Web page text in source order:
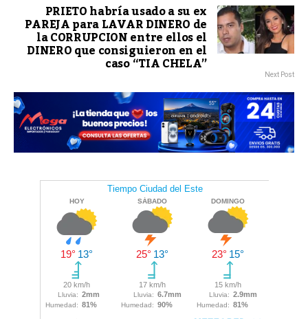
PRIETO habría usado a su ex
PAREJA para LAVAR DINERO de
la CORRUPCION entre ellos el
DINERO que consiguieron en el
caso “TIA CHELA” Next Post